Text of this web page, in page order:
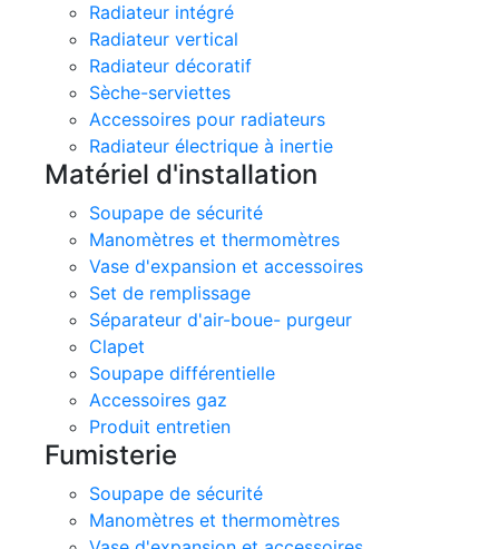
Radiateur intégré
Radiateur vertical
Radiateur décoratif
Sèche-serviettes
Accessoires pour radiateurs
Radiateur électrique à inertie
Matériel d'installation
Soupape de sécurité
Manomètres et thermomètres
Vase d'expansion et accessoires
Set de remplissage
Séparateur d'air-boue- purgeur
Clapet
Soupape différentielle
Accessoires gaz
Produit entretien
Fumisterie
Soupape de sécurité
Manomètres et thermomètres